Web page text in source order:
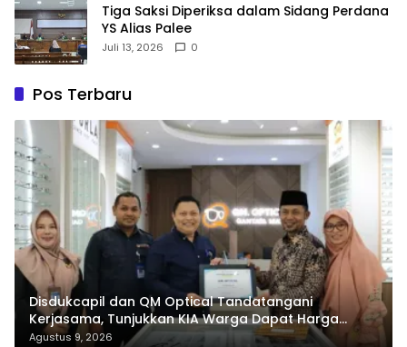
Tiga Saksi Diperiksa dalam Sidang Perdana
YS Alias Palee
Juli 13, 2026 0
Pos Terbaru
Disdukcapil dan QM Optical Tandatangani
Kerjasama, Tunjukkan KIA Warga Dapat Harga
Istimewa
Agustus 9, 2026